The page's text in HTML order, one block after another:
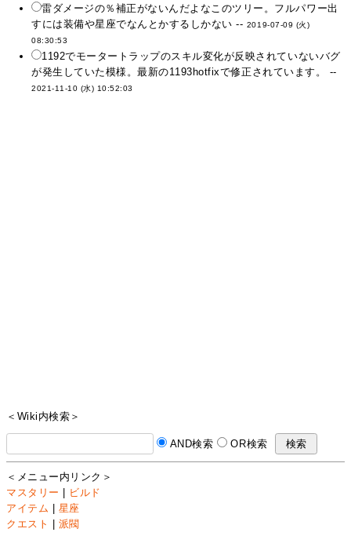
雷ダメージの％補正がないんだよなこのツリー。フルパワー出
すには装備や星座でなんとかするしかない -- 2019-07-09 (火)
08:30:53
1192でモータートラップのスキル変化が反映されていないバグ
が発生していた模様。最新の1193hotfixで修正されています。 --
2021-11-10 (水) 10:52:03
＜Wiki内検索＞
AND検索 OR検索
＜メニュー内リンク＞
マスタリー | ビルド
アイテム | 星座
クエスト | 派閥